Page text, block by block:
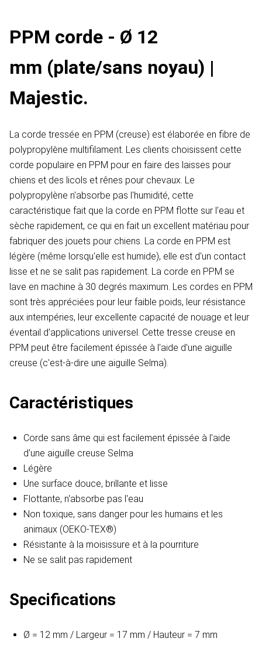
PPM corde - Ø 12
mm (plate/sans noyau) |
Majestic.
La corde tressée en PPM (creuse) est élaborée en fibre de
polypropylène multifilament. Les clients choisissent cette
corde populaire en PPM pour en faire des laisses pour
chiens et des licols et rênes pour chevaux. Le
polypropylène n'absorbe pas l'humidité, cette
caractéristique fait que la corde en PPM flotte sur l'eau et
sèche rapidement, ce qui en fait un excellent matériau pour
fabriquer des jouets pour chiens. La corde en PPM est
légère (même lorsqu'elle est humide), elle est d'un contact
lisse et ne se salit pas rapidement. La corde en PPM se
lave en machine à 30 degrés maximum. Les cordes en PPM
sont très appréciées pour leur faible poids, leur résistance
aux intempéries, leur excellente capacité de nouage et leur
éventail d'applications universel. Cette tresse creuse en
PPM peut être facilement épissée à l'aide d'une aiguille
creuse (c'est-à-dire une aiguille Selma).
Caractéristiques
Corde sans âme qui est facilement épissée à l'aide
d'une aiguille creuse Selma
Légère
Une surface douce, brillante et lisse
Flottante, n'absorbe pas l'eau
Non toxique, sans danger pour les humains et les
animaux (OEKO-TEX®)
Résistante à la moisissure et à la pourriture
Ne se salit pas rapidement
Specifications
Ø = 12 mm / Largeur = 17 mm / Hauteur = 7 mm